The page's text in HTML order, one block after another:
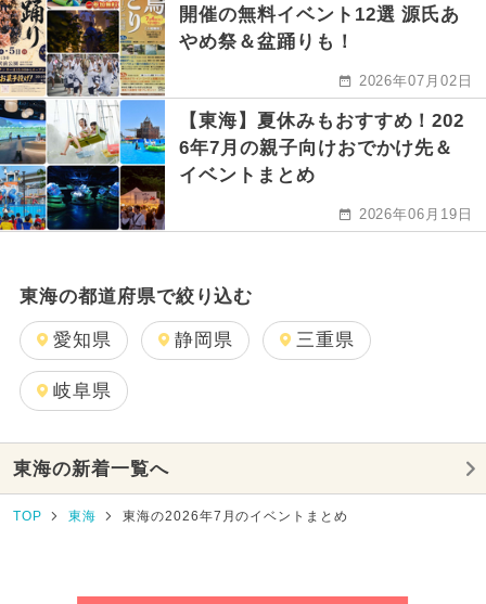
開催の無料イベント12選 源氏あ
やめ祭＆盆踊りも！
2026年07月02日
【東海】夏休みもおすすめ！202
6年7月の親子向けおでかけ先＆
イベントまとめ
2026年06月19日
東海の都道府県で絞り込む
愛知県 静岡県 三重県
岐阜県
東海の新着一覧へ
TOP 東海 東海の2026年7月のイベントまとめ